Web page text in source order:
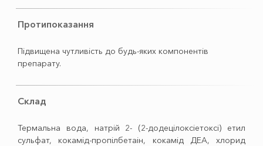
Протипоказання
Підвищена чутливість до будь-яких компонентів
препарату.
Склад
Термальна вода, натрій 2- (2-додецілоксіетоксі) етил
сульфат, кокамід-пропілбетаін, кокамід ДЕА, хлорид